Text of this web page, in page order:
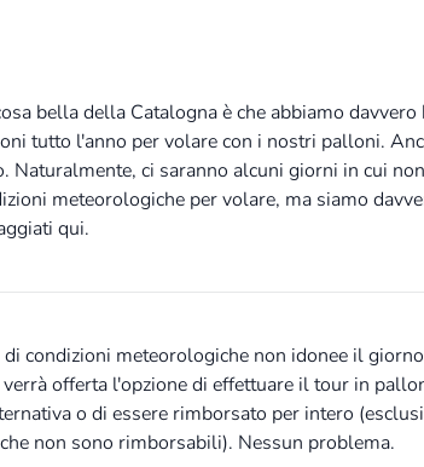
bella della Catalogna è che abbiamo davvero
tutto l'anno per volare con i nostri palloni.
Naturalmente, ci saranno alcuni giorni in cui
meteorologiche per volare, ma siamo
qui.
di condizioni meteorologiche non idonee il
offerta l'opzione di effettuare il tour in
o di essere rimborsato per intero
non sono rimborsabili). Nessun problema.